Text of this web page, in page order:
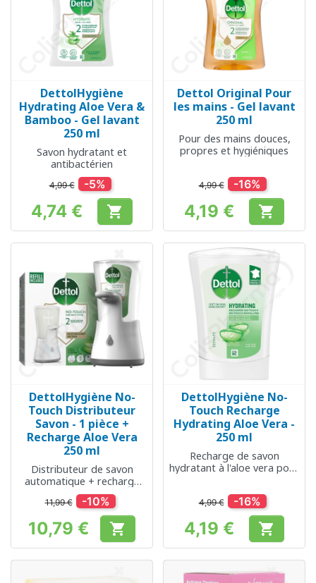
DettolHygiène
Hydrating Aloe Vera &
Bamboo - Gel lavant
250 ml
Savon hydratant et
antibactérien
4,99 € -5%
Prix
4,74 € 
Dettol Original Pour
les mains - Gel lavant
250 ml
Pour des mains douces,
propres et hygiéniques
4,99 € -16%
Prix
4,19 € 
DettolHygiène No-
Touch Distributeur
Savon - 1 pièce +
Recharge Aloe Vera
250 ml
Distributeur de savon
automatique + recharge
incluse
11,99 € -10%
Prix
10,79 € 
DettolHygiène No-
Touch Recharge
Hydrating Aloe Vera -
250 ml
Recharge de savon
hydratant à l'aloe vera pour
4,99 € -16%
Prix
4,19 € 